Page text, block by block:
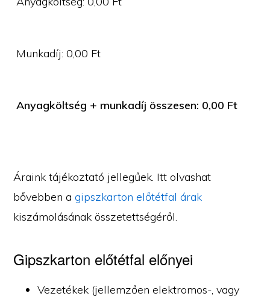
Munkadíj:0,00 Ft
Anyagköltség + munkadíj összesen: 0,00 Ft
Áraink tájékoztató jellegűek. Itt olvashat
bővebben agipszkarton előtétfal árak
kiszámolásának összetettségéről.
Gipszkarton előtétfal előnyei
Vezetékek (jellemzően elektromos-, vagy